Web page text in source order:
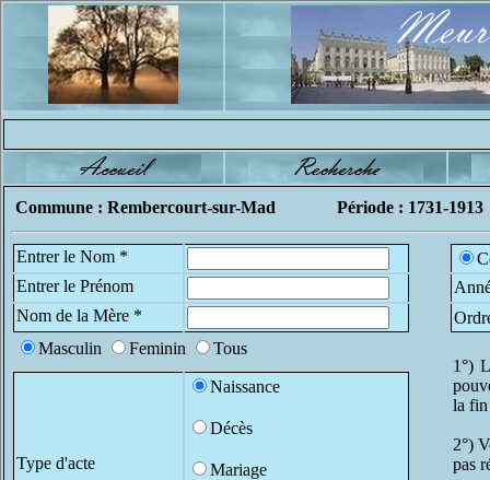
Commune : Rembercourt-sur-Mad Période : 1731-1913
Entrer le Nom *
Entrer le Prénom
Nom de la Mère *
Masculin
Feminin
Tous
1°)
la fin
2°)
pas
Type d'acte
Naissance
Décès
Mariage